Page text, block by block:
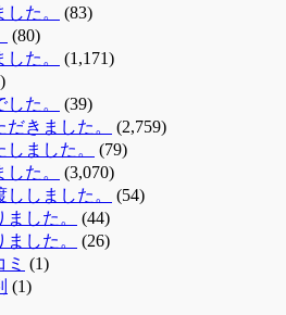
た。
(83)
(80)
た。
(1,171)
た。
(39)
きました。
(2,759)
ました。
(79)
た。
(3,070)
しました。
(54)
した。
(44)
した。
(26)
(1)
(1)